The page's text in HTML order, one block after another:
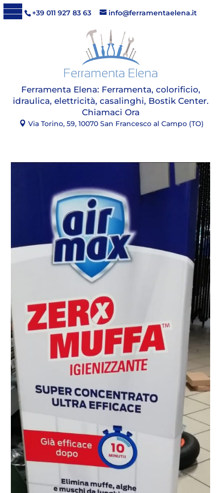
+39 011 927 83 63 info@ferramentaelena.it
Ferramenta Elena: Ferramenta, colorificio,
idraulica, elettricità, casalinghi, Bostik Center.
Chiamaci Ora
Via Torino, 59, 10070 San Francesco al Campo (TO)